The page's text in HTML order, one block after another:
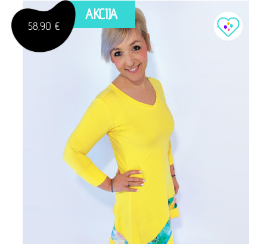
AKCIJA
58,90 €